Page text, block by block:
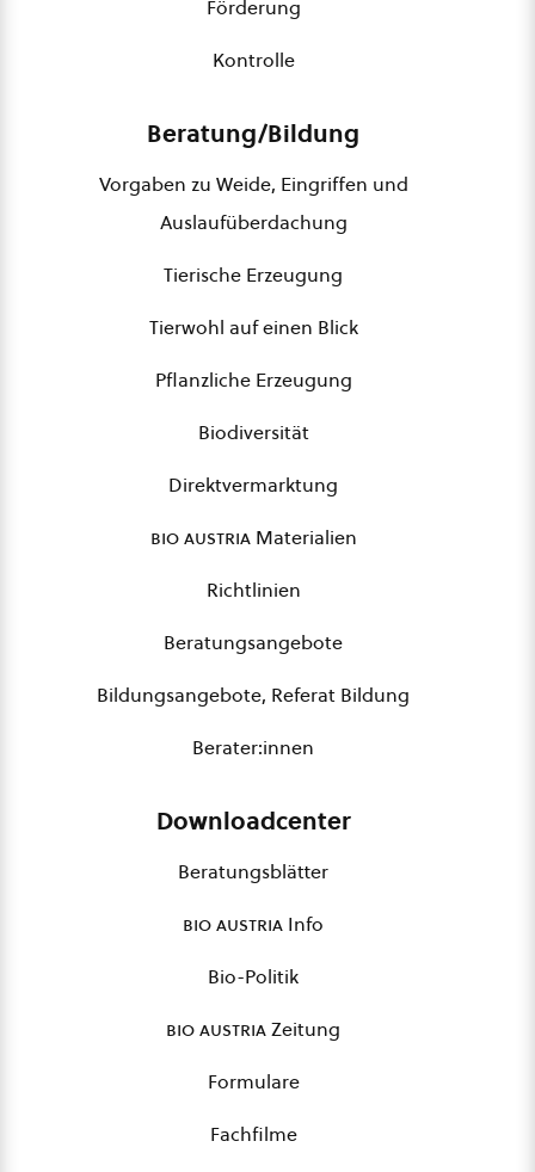
Förderung
Kontrolle
Beratung/Bildung
Vorgaben zu Weide, Eingriffen und
Auslaufüberdachung
Tierische Erzeugung
Tierwohl auf einen Blick
Pflanzliche Erzeugung
Biodiversität
Direktvermarktung
bio austriaMaterialien
Richtlinien
Beratungsangebote
Bildungsangebote, Referat Bildung
Berater:innen
Downloadcenter
Beratungsblätter
bio austria Info
Bio-Politik
bio austriaZeitung
Formulare
Fachfilme